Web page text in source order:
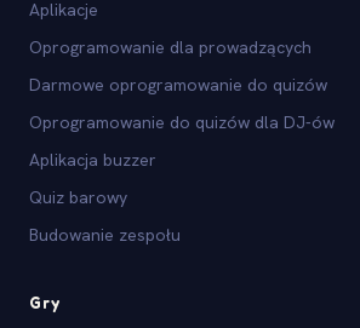
Aplikacje
Oprogramowanie dla prowadzących
Darmowe oprogramowanie do quizów
Oprogramowanie do quizów dla DJ-ów
Aplikacja buzzer
Quiz barowy
Budowanie zespołu
Gry